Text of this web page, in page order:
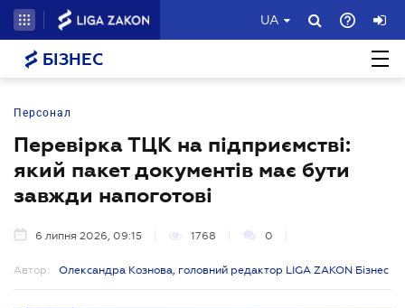
UA
БІЗНЕС
Персонал
Перевірка ТЦК на підприємстві:
який пакет документів має бути
завжди напоготові
6 липня 2026, 09:15 1768 0
Автор: Олександра Кознова, головний редактор LIGA ZAKON Бізнес